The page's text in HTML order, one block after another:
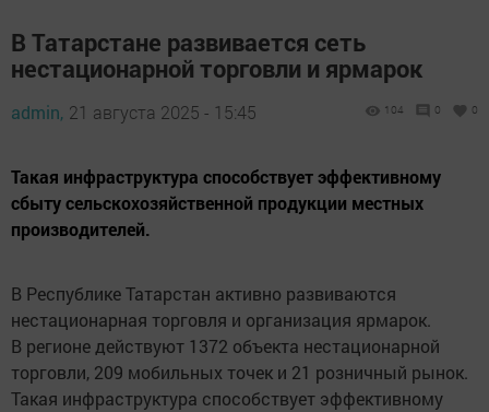
В Татарстане развивается сеть
нестационарной торговли и ярмарок
admin, 21 августа 2025 - 15:45 104 0 0
Такая инфраструктура способствует эффективному
сбыту сельскохозяйственной продукции местных
производителей.
В Республике Татарстан активно развиваются
нестационарная торговля и организация ярмарок.
В регионе действуют 1372 объекта нестационарной
торговли, 209 мобильных точек и 21 розничный рынок.
Такая инфраструктура способствует эффективному